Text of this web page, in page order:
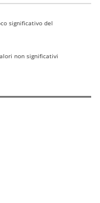
significativo del
non significativi